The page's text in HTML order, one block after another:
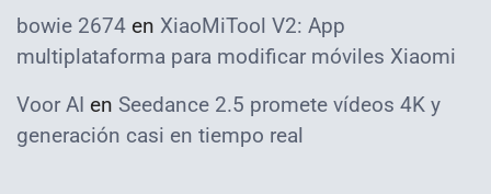
bowie 2674 en XiaoMiTool V2: App
multiplataforma para modificar móviles Xiaomi
Voor AI en Seedance 2.5 promete vídeos 4K y
generación casi en tiempo real